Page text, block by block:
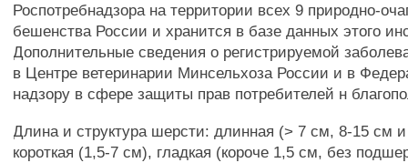
Роспотребнадзора на территории всех 9 природно-
бешенства России и хранится в базе данных этого
Дополнительные сведения о регистрируемой
в Центре ветеринарии Минсельхоза России и в
надзору в сфере защиты прав потребителей н
Длина и структура шерсти: длинная (> 7 см, 8-15 см
короткая (1,5-7 см), гладкая (короче 1,5 см, без